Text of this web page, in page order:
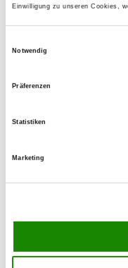
Einwilligung zu unseren Cookies,
Notwendig
Präferenzen
Statistiken
MarketingDübener Str. 34a
04509
OG - Machern
04827 Machern